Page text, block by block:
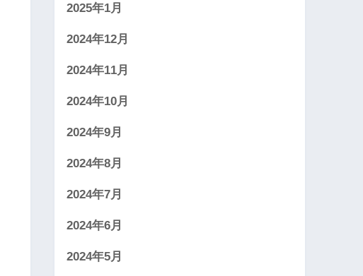
2025年1月
2024年12月
2024年11月
2024年10月
2024年9月
2024年8月
2024年7月
2024年6月
2024年5月